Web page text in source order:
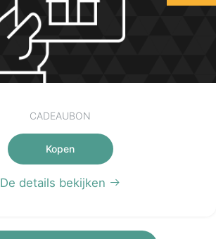
CADEAUBON
Kopen
De details bekijken